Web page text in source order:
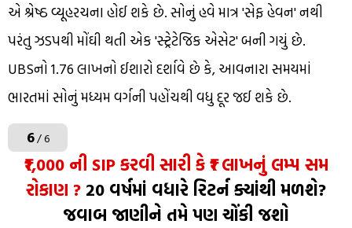
એ શ્રેષ્ઠ વ્યૂહરચના હોઈ શકે છે. સોનું હવે માત્ર 'સેફ હેવન' નથી
પરંતુ ઝડપથી મોંઘી થતી એક 'સ્ટ્રેટેજિક એસેટ' બની ગયું છે.
UBSનો ₹1.76 લાખનો ઈશારો દર્શાવે છે કે, આવનારા સમયમાં
ભારતમાં સોનું મધ્યમ વર્ગની પહોંચથી વધુ દૂર જઈ શકે છે.
6/ 6
₹1,000 ની SIP કરવી સારી કે ₹1 લાખનું લમ્પ સમ
રોકાણ ? 20 વર્ષમાં વધારે રિટર્ન ક્યાંથી મળશે?
જવાબ જાણીને તમે પણ ચોંકી જશો